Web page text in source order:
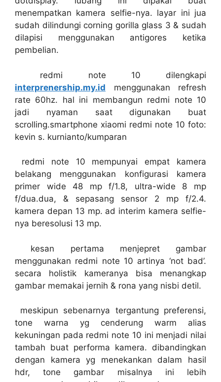
menempatkan kamera selfie-nya. layar ini jua
sudah dilindungi corning gorilla glass 3 & sudah
dilapisi menggunakan antigores ketika
pembelian.
redmi note 10 dilengkapi
interprenership.my.id menggunakan refresh
rate 60hz. hal ini membangun redmi note 10
jadi nyaman saat digunakan buat
scrolling.smartphone xiaomi redmi note 10 foto:
kevin s. kurnianto/kumparan
redmi note 10 mempunyai empat kamera
belakang menggunakan konfigurasi kamera
primer wide 48 mp f/1.8, ultra-wide 8 mp
f/dua.dua, & sepasang sensor 2 mp f/2.4.
kamera depan 13 mp. ad interim kamera selfie-
nya beresolusi 13 mp.
kesan pertama menjepret gambar
menggunakan redmi note 10 artinya ‘not bad’.
secara holistik kameranya bisa menangkap
gambar memakai jernih & rona yang nisbi detil.
meskipun sebenarnya tergantung preferensi,
tone warna yg cenderung warm alias
kekuningan pada redmi note 10 ini menjadi nilai
tambah buat performa kamera. dibandingkan
dengan kamera yg menekankan dalam hasil
hdr, tone gambar misalnya ini lebih